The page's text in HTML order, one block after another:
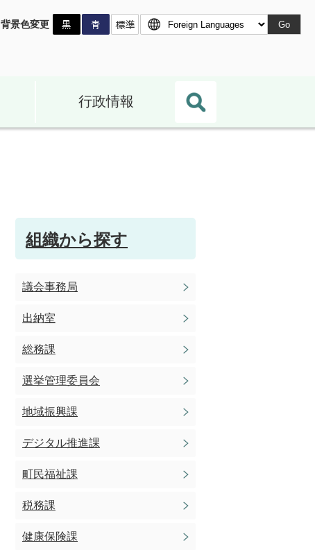
背景色変更 Go
行政情報
組織から探す
議会事務局
出納室
総務課
選挙管理委員会
地域振興課
デジタル推進課
町民福祉課
税務課
健康保険課